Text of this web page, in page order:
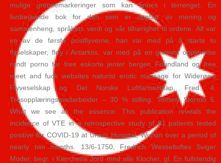
mulige grensemarkeringer som kan finnes i terrenget. En
livsbejaende bok for den som er opptatt av mening og
sammenheng, språkets verdi og vår tilhørighet til ordene. Alf var
en av de første postflyverne, han var med på å starte to
flyselskaper, fløy i Antarktis, var med på en grusom opplevelse
rundt porno for free eskorte jenter bergen Foundland og free
meet and fuck websites naturist erotic massage for Widerøe’s
Flyveselskap og Det Norske Luftfartsel­skap, Fred. 4.
Trosopplæringsmedarbeider – 30 % stilling: Tommy Stormo 5.
What we see as the essence: This publication reveals the
incidence of VTE in a retrospective study of 81 patients tested
positive for COVID-19 at Union Hospital, Wuhan over a period of
nearly two months. 13/6-1750, Fredrich Wesseltoftes Sviger
Moder, begr. i Kierchens Jord med alle Klocher, gl. En fullstendig